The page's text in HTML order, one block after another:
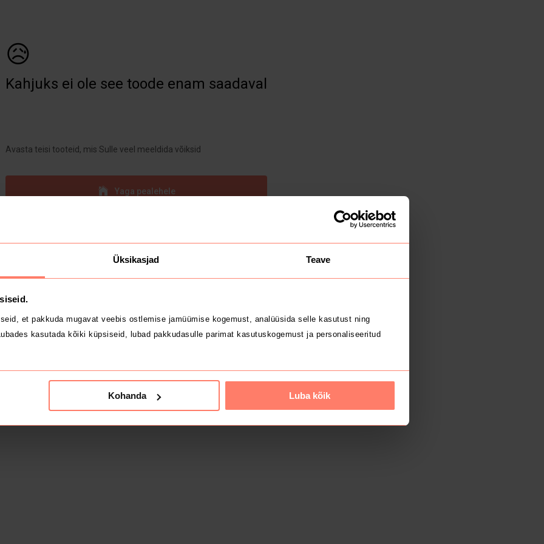
Üksikasjad Teave
et pakkuda mugavat veebis ostlemise jamüümise kogemust, analüüsida selle kasutust ning
kasutada kõiki küpsiseid, lubad pakkudasulle parimat kasutuskogemust ja personaliseeritud
Kohanda Luba kõik
😥
Kahjuks ei ole see toode enam saadaval
Avasta teisi tooteid, mis Sulle veel meeldida võiksid
Yaga pealehele